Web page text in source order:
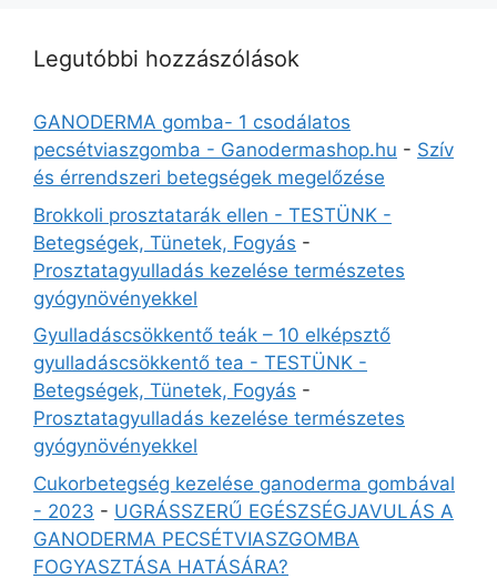
Legutóbbi hozzászólások
GANODERMA gomba- 1 csodálatos
pecsétviaszgomba - Ganodermashop.hu - Szív
és érrendszeri betegségek megelőzése
Brokkoli prosztatarák ellen - TESTÜNK -
Betegségek, Tünetek, Fogyás -
Prosztatagyulladás kezelése természetes
gyógynövényekkel
Gyulladáscsökkentő teák – 10 elképsztő
gyulladáscsökkentő tea - TESTÜNK -
Betegségek, Tünetek, Fogyás -
Prosztatagyulladás kezelése természetes
gyógynövényekkel
Cukorbetegség kezelése ganoderma gombával
- 2023 - UGRÁSSZERŰ EGÉSZSÉGJAVULÁS A
GANODERMA PECSÉTVIASZGOMBA
FOGYASZTÁSA HATÁSÁRA?